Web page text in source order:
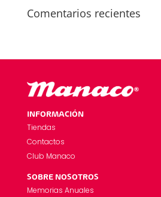
Comentarios recientes
INFORMACIÓN
Tiendas
Contactos
Club Manaco
SOBRE NOSOTROS
Memorias Anuales